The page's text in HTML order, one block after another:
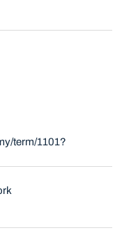
term/1101?